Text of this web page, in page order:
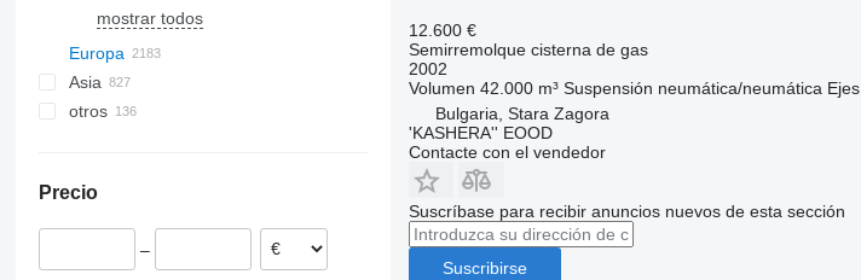
mostrar todos
Europa
Países Bajos
Alemania
Francia
Italia
Asia
China
otros
Tanzania
Chile
Precio
–
12.600 €
Semirremolque cisterna de gas
2002
Volumen 42.000 m³ Suspensión neumática/neumática Ejes
Bulgaria, Stara Zagora
'KASHERA'' EOOD
Contacte con el vendedor
Suscríbase para recibir anuncios nuevos de esta sección
Suscribirse